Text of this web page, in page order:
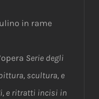
in rame
Serie degli
scultura, e
e ritratti incisi in